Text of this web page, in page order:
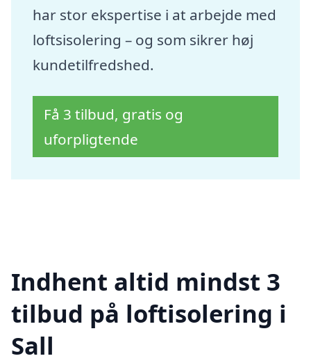
har stor ekspertise i at arbejde med
loftsisolering – og som sikrer høj
kundetilfredshed.
Få 3 tilbud, gratis og
uforpligtende
Indhent altid mindst 3
tilbud på loftisolering i
Sall